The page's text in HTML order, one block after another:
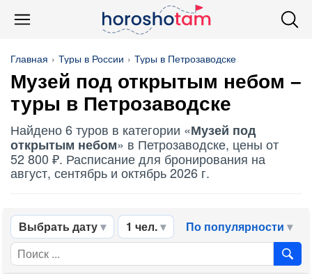
Главная Туры в России Туры в Петрозаводске
Музей под открытым небом –
туры в Петрозаводске
Найдено 6 туров в категории «Музей под
открытым небом» в Петрозаводске, цены от
52 800 ₽. Расписание для бронирования на
август, сентябрь и октябрь 2026 г.
Выбрать дату 1 чел. По популярности